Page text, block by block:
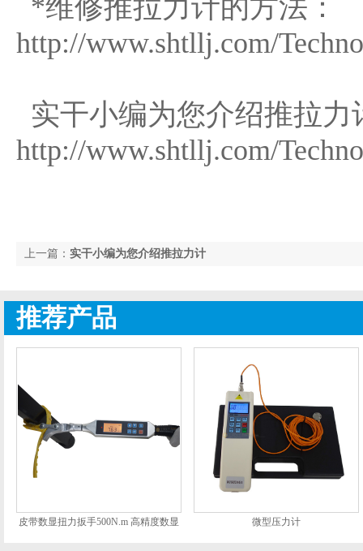
*维修推拉力计的方法：
http://www.shtllj.com/
实干小编为您介绍推拉力
http://www.shtllj.com/
上一篇： 实干小编为您介绍推拉力计
推荐产品
皮带数显扭力扳手500N.m 高精度数显
微型压力计